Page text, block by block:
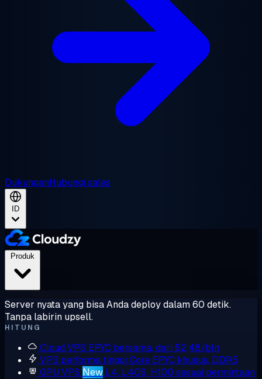
DukunganHubungi sales
ID
Server nyata yang bisa Anda deploy dalam 60 detik.
Tanpa labirin upsell.
HITUNG
Cloud VPS EPYC bersama, dari $2,48/bln
VPS performa tinggi Core EPYC khusus, DDR5
GPU VPS New L4, L40S, H100 sesuai permintaan